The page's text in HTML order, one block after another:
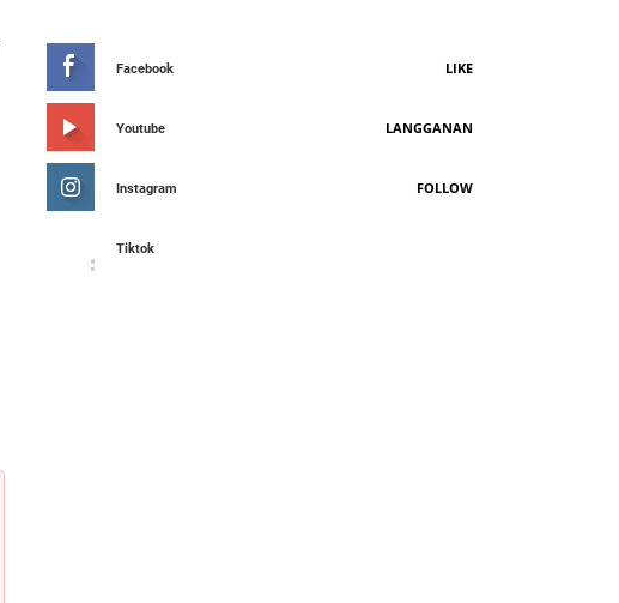
Facebook LIKE
Youtube LANGGANAN
Instagram FOLLOW
Tiktok